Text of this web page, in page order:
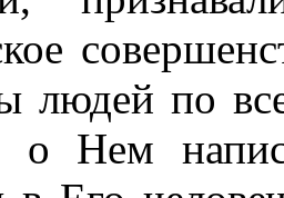
людей по
о Нем